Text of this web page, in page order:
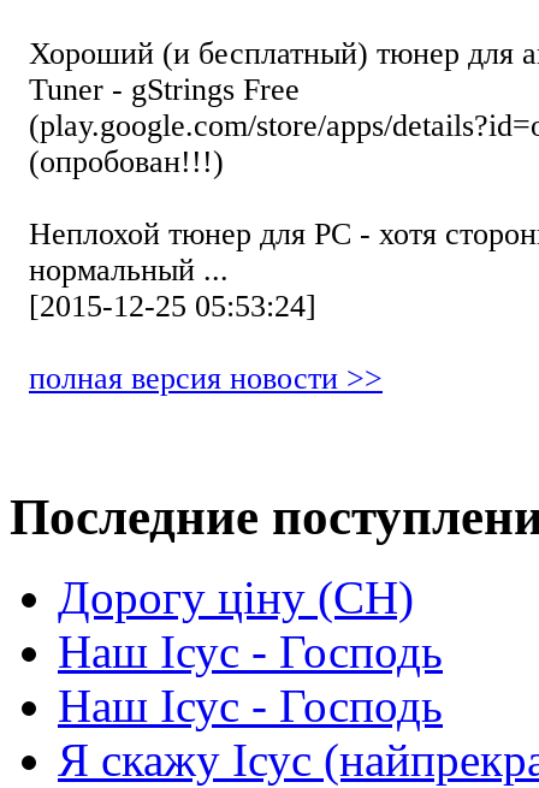
Хороший (и бесплатный) тюнер для
Tuner - gStrings Free
(play.google.com/store/apps/
(опробован!!!)
Неплохой тюнер для РС - хотя
нормальный ...
[2015-12-25 05:53:24]
полная версия новости >>
Последние
Дорогу ціну (СН)
Наш Ісус - Господь
Наш Ісус - Господь
Я скажу Ісус